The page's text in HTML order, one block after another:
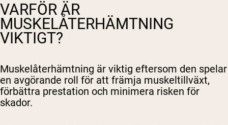
VARFÖR ÄR
MUSKELÅTERHÄMTNING
VIKTIGT?
Muskelåterhämtning är viktig eftersom den spelar
en avgörande roll för att främja muskeltillväxt,
förbättra prestation och minimera risken för
skador.